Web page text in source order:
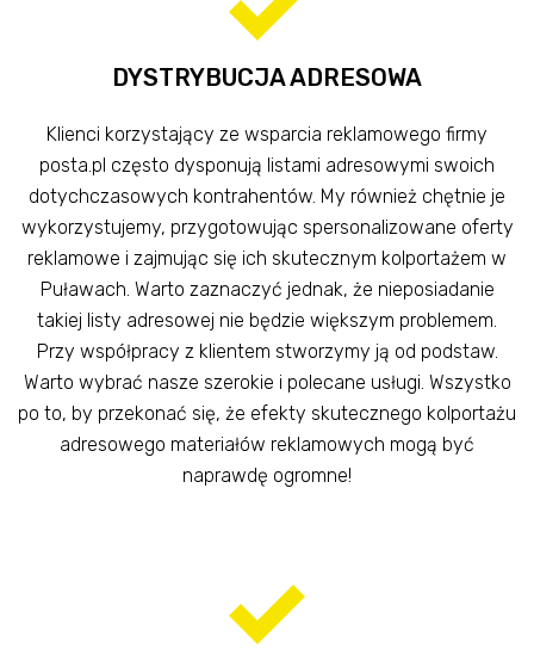
DYSTRYBUCJA ADRESOWA
Klienci korzystający ze wsparcia reklamowego firmy
posta.pl często dysponują listami adresowymi swoich
dotychczasowych kontrahentów. My również chętnie je
wykorzystujemy, przygotowując spersonalizowane oferty
reklamowe i zajmując się ich skutecznym kolportażem w
Puławach. Warto zaznaczyć jednak, że nieposiadanie
takiej listy adresowej nie będzie większym problemem.
Przy współpracy z klientem stworzymy ją od podstaw.
Warto wybrać nasze szerokie i polecane usługi. Wszystko
po to, by przekonać się, że efekty skutecznego kolportażu
adresowego materiałów reklamowych mogą być
naprawdę ogromne!